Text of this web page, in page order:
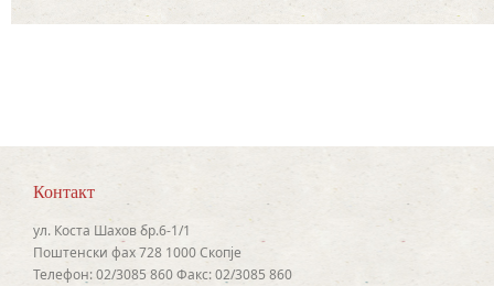
Контакт
ул. Коста Шахов бр.6-1/1
Поштенски фах 728 1000 Скопје
Телефон: 02/3085 860 Факс: 02/3085 860